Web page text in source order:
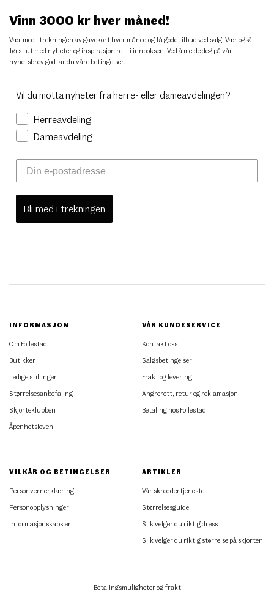
Vinn 3000 kr hver måned!
Vær med i trekningen av gavekort hver måned og få gode tilbud ved salg. Vær også
først ut med nyheter og inspirasjon rett i innboksen. Ved å melde deg på vårt
nyhetsbrev godtar du våre betingelser.
Vil du motta nyheter fra herre- eller dameavdelingen?
Herreavdeling
Dameavdeling
Bli med i trekningen
INFORMASJON
Om Follestad
Butikker
Ledige stillinger
Størrelsesanbefaling
Skjorteklubben
Åpenhetsloven
VÅR KUNDESERVICE
Kontakt oss
Salgsbetingelser
Frakt og levering
Angrerett, retur og reklamasjon
Betaling hos Follestad
VILKÅR OG BETINGELSER
Personvernerklæring
Personopplysninger
Informasjonskapsler
ARTIKLER
Vår skreddertjeneste
Størrelsesguide
Slik velger du riktig dress
Slik velger du riktig størrelse på skjorten
Betalingsmuligheter og frakt